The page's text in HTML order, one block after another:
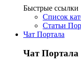
Быстрые ссылки
Список
Статьи
Чат Портала
Чат Портала